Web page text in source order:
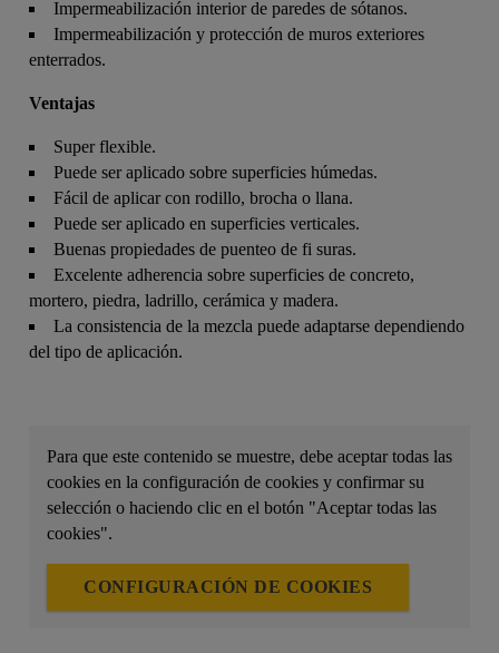
Impermeabilización interior de paredes de sótanos.
Impermeabilización y protección de muros exteriores
enterrados.
Ventajas
Super flexible.
Puede ser aplicado sobre superficies húmedas.
Fácil de aplicar con rodillo, brocha o llana.
Puede ser aplicado en superficies verticales.
Buenas propiedades de puenteo de fi suras.
Excelente adherencia sobre superficies de concreto,
mortero, piedra, ladrillo, cerámica y madera.
La consistencia de la mezcla puede adaptarse dependiendo
del tipo de aplicación.
Para que este contenido se muestre, debe aceptar todas las
cookies en la configuración de cookies y confirmar su
selección o haciendo clic en el botón "Aceptar todas las
cookies".
CONFIGURACIÓN DE COOKIES